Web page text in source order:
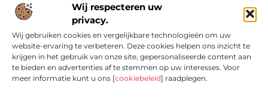
Wij respecteren uw
privacy.
Wij gebruiken cookies en vergelijkbare technologieën om uw
website-ervaring te verbeteren. Deze cookies helpen ons inzicht te
krijgen in het gebruik van onze site, gepersonaliseerde content aan
te bieden en advertenties af te stemmen op uw interesses. Voor
meer informatie kunt u ons [cookiebeleid] raadplegen.
Van praktische tips tot bijzondere verhalen – lees en beleef
het op Chondropython.nl.
Duik in een rijke verzameling artikelen die je inspireren en je
dagelijks leven een frisse kijk geven.
Bericht categorie